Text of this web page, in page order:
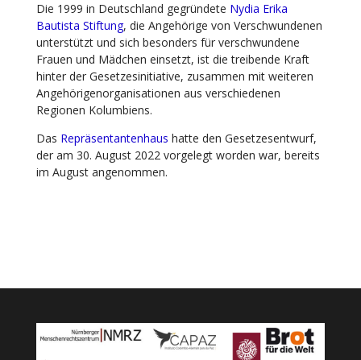
Die 1999 in Deutschland gegründete Nydia Erika
Bautista Stiftung, die Angehörige von Verschwundenen
unterstützt und sich besonders für verschwundene
Frauen und Mädchen einsetzt, ist die treibende Kraft
hinter der Gesetzesinitiative, zusammen mit weiteren
Angehörigenorganisationen aus verschiedenen
Regionen Kolumbiens.
Das Repräsentantenhaus hatte den Gesetzesentwurf,
der am 30. August 2022 vorgelegt worden war, bereits
im August angenommen.